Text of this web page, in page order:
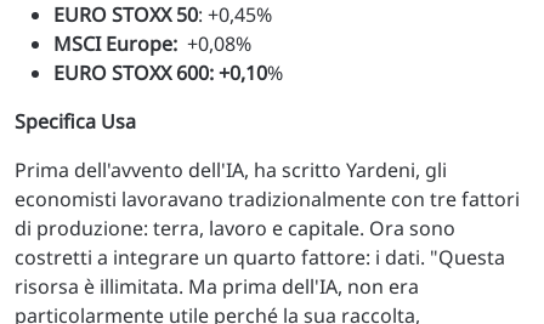
EURO STOXX 50: +0,45%
MSCI Europe: +0,08%
EURO STOXX 600: +0,10%
Specifica Usa
Prima dell'avvento dell'IA, ha scritto Yardeni, gli
economisti lavoravano tradizionalmente con tre fattori
di produzione: terra, lavoro e capitale. Ora sono
costretti a integrare un quarto fattore: i dati. "Questa
risorsa è illimitata. Ma prima dell'IA, non era
particolarmente utile perché la sua raccolta,